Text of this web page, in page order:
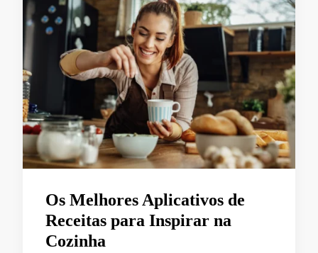
Os Melhores Aplicativos de
Receitas para Inspirar na
Cozinha